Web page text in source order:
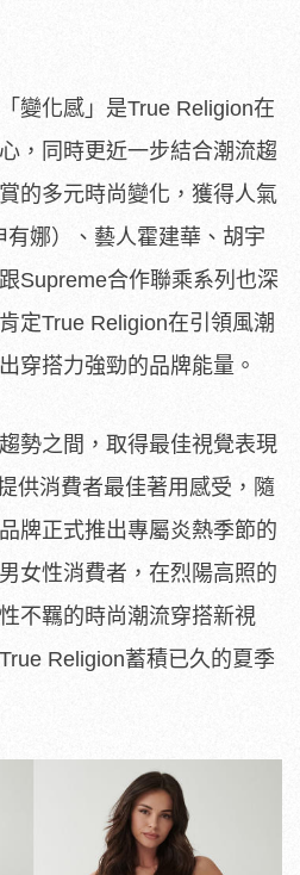
變化感」是True Religion在
，同時更近一步結合潮流趨
的多元時尚變化，獲得人氣
娜）、藝人霍建華、胡宇
Supreme合作聯乘系列也深
定True Religion在引領風潮
穿搭力強勁的品牌能量。
勢之間，取得最佳視覺表現
供消費者最佳著用感受，隨
牌正式推出專屬炎熱季節的
女性消費者，在烈陽高照的
不羈的時尚潮流穿搭新視
Religion蓄積已久的夏季